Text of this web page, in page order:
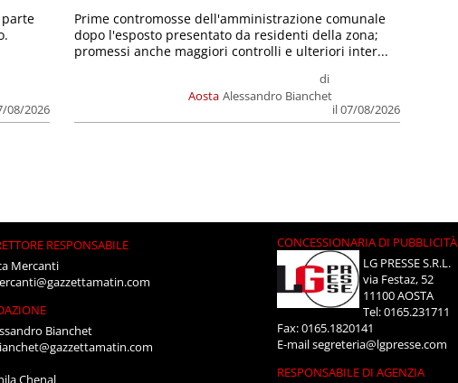
08/2026
Aosta
di
Alessandro Bianchet
il 07/08/2026
Prime contromosse dell'amministrazione comunale
dopo l'esposto presentato da residenti della zona;
promessi anche maggiori controlli e ulteriori inter...
RESPONSABILE
Mercanti
Bianchet
Chenal
CONCESSIONARIA DI PUBBLICITÀ
LG PRESSE S.R.L.
via Festaz, 52
11100 AOSTA
Tel: 0165.231711
Fax: 0165.1820141
E-mailsegreteria@lgpresse.com
RESPONSABILE DI AGENZIA